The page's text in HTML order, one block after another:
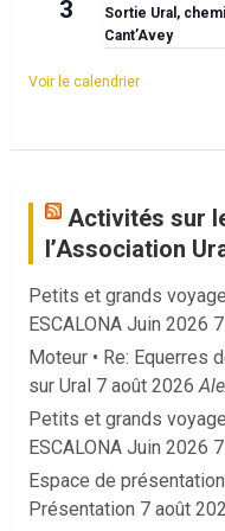
3
Sortie Ural,
Cant’Avey
Voir le calendrier
Activités sur
l’Association
Petits et grands
ESCALONA Juin 2026
Moteur • Re: Equerres
sur Ural 7 août 2026
Petits et grands
ESCALONA Juin 2026
Espace de
Présentation 7 août